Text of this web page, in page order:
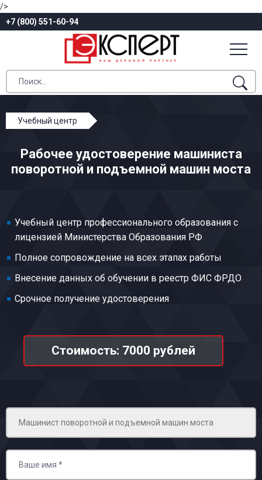
/>
+7 (800) 551-60-94
Учебный центр
Железнодорожный транспорт
Машинист поворотной и подъемной машин моста
Рабочее удостоверение машиниста
поворотной и подъемной машин моста
Учебный центр профессионального образования с
лицензией Министерства Образования РФ
Полное сопровождение на всех этапах работы
Внесение данных об обучении в реестр ФИС ФРДО
Срочное получение удостоверения
Стоимость: 7000 рублей